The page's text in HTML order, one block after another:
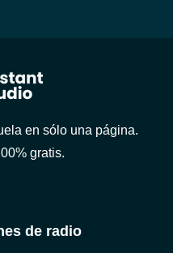
en sólo una página.
gratis.
de radio